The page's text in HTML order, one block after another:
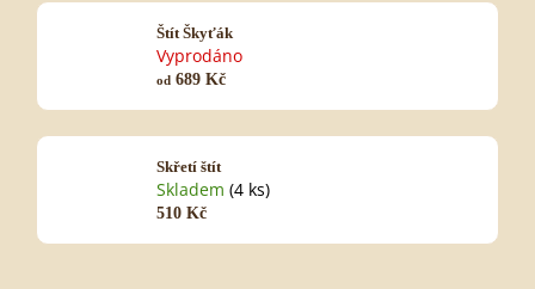
Štít Škyťák
Vyprodáno
od 689 Kč
Skřetí štít
Skladem (4 ks)
510 Kč
o